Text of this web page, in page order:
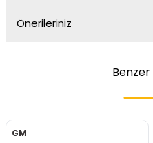
Önerileriniz
Benzer
GM